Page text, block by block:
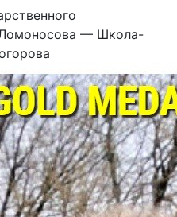
— Школа-